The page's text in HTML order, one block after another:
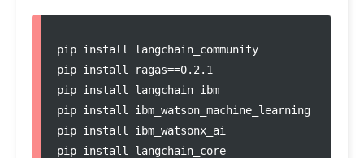
pip install langchain_community
pip install ragas==0.2.1
pip install langchain_ibm
pip install ibm_watson_machine_learning
pip install ibm_watsonx_ai
pip install langchain_core